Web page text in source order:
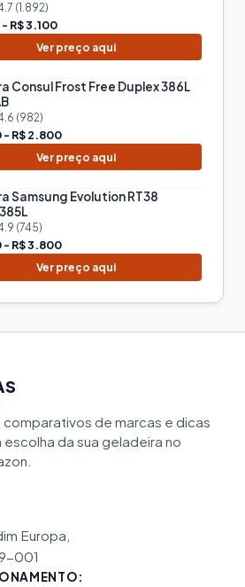
(1.892)
R$ 3.100
Ver preço aqui
Consul Frost Free Duplex 386L
(982)
- R$ 2.800
Ver preço aqui
Samsung Evolution RT38
(745)
- R$ 3.800
Ver preço aqui
de marcas e dicas
da sua geladeira no
Europa,
001